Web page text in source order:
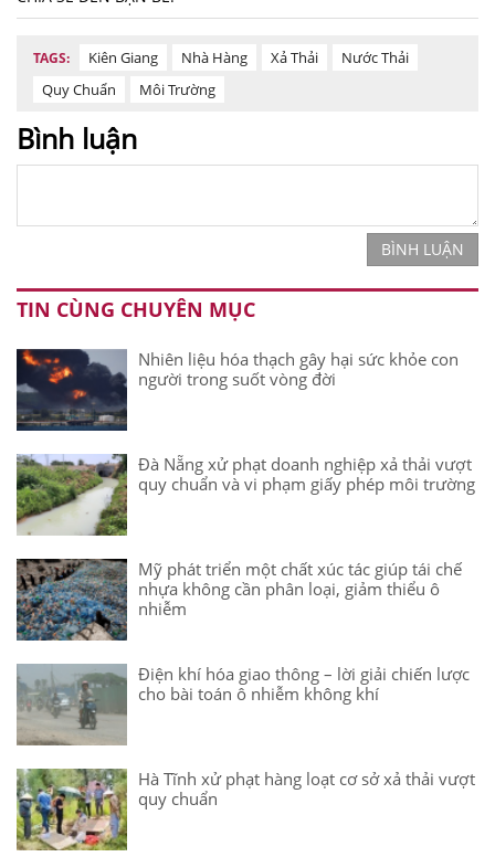
TAGS: Kiên Giang Nhà Hàng Xả Thải
Nước Thải
Quy Chuẩn
Môi Trường
Bình luận
BÌNH LUẬN
TIN CÙNG CHUYÊN MỤC
Nhiên liệu hóa thạch gây hại sức khỏe con
người trong suốt vòng đời
Đà Nẵng xử phạt doanh nghiệp xả thải vượt
quy chuẩn và vi phạm giấy phép môi trường
Mỹ phát triển một chất xúc tác giúp tái chế
nhựa không cần phân loại, giảm thiểu ô
nhiễm
Điện khí hóa giao thông – lời giải chiến lược
cho bài toán ô nhiễm không khí
Hà Tĩnh xử phạt hàng loạt cơ sở xả thải vượt
quy chuẩn